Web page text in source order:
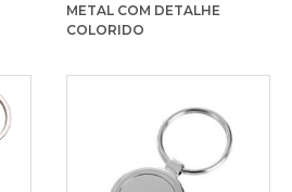
METAL COM DETALHE
COLORIDO